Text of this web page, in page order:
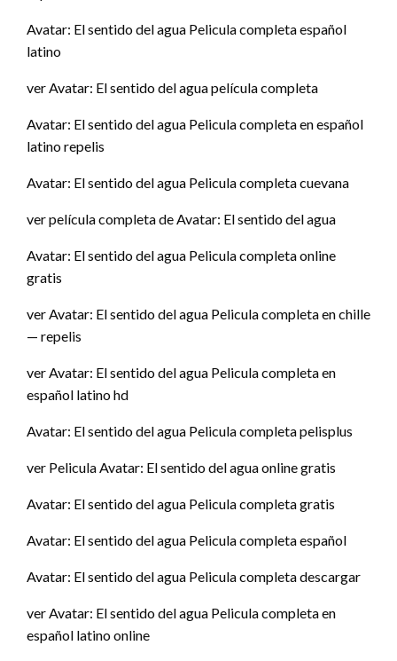
Avatar: El sentido del agua Pelicula completa español
latino
ver Avatar: El sentido del agua película completa
Avatar: El sentido del agua Pelicula completa en español
latino repelis
Avatar: El sentido del agua Pelicula completa cuevana
ver película completa de Avatar: El sentido del agua
Avatar: El sentido del agua Pelicula completa online
gratis
ver Avatar: El sentido del agua Pelicula completa en chille
— repelis
ver Avatar: El sentido del agua Pelicula completa en
español latino hd
Avatar: El sentido del agua Pelicula completa pelisplus
ver Pelicula Avatar: El sentido del agua online gratis
Avatar: El sentido del agua Pelicula completa gratis
Avatar: El sentido del agua Pelicula completa español
Avatar: El sentido del agua Pelicula completa descargar
ver Avatar: El sentido del agua Pelicula completa en
español latino online